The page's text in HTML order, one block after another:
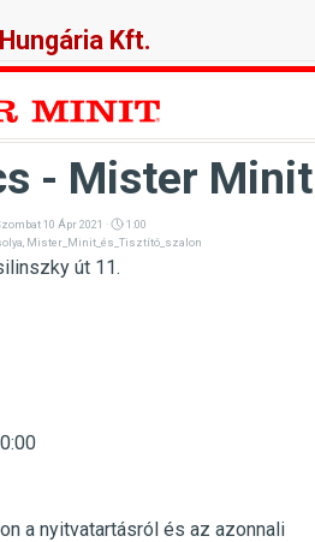
Kft.
- Mister Minit
10 Ápr 2021 ·
1:00
Mister_Minit_és_Tisztító_szalon
út 11.
a nyitvatartásról és az azonnali